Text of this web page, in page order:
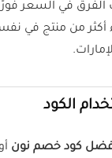
في السعر
أكثر من منتج في
الكود
كود خصم نون